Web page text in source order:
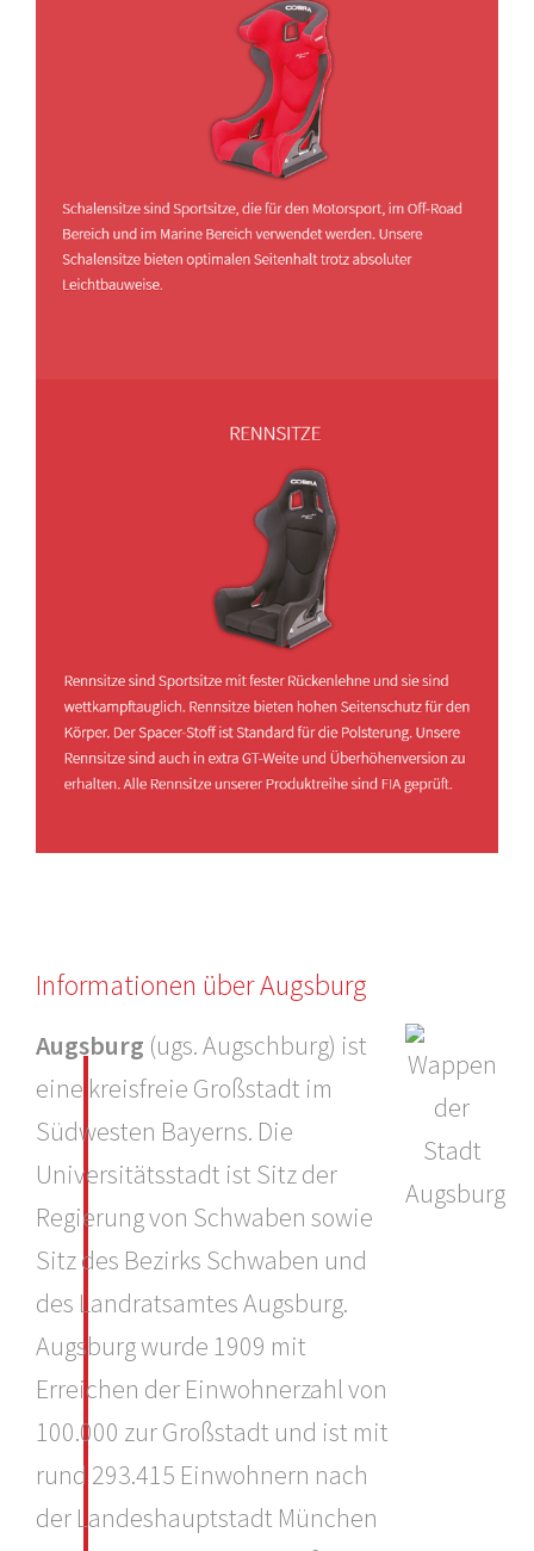
Informationen über Augsburg
Augsburg (ugs. Augschburg) ist
eine kreisfreie Großstadt im
Südwesten Bayerns. Die
Universitätsstadt ist Sitz der
Regierung von Schwaben sowie
Sitz des Bezirks Schwaben und
des Landratsamtes Augsburg.
Augsburg wurde 1909 mit
Erreichen der Einwohnerzahl von
100.000 zur Großstadt und ist mit
rund 293.415 Einwohnern nach
der Landeshauptstadt München